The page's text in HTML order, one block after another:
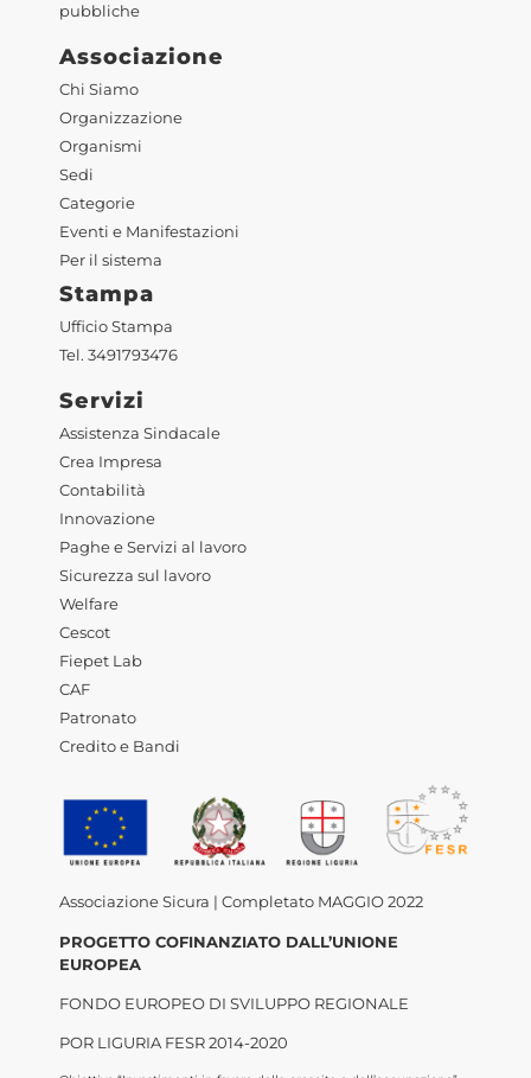
pubbliche
Associazione
Chi Siamo
Organizzazione
Organismi
Sedi
Categorie
Eventi e Manifestazioni
Per il sistema
Stampa
Ufficio Stampa
Tel. 3491793476
Servizi
Assistenza Sindacale
Crea Impresa
Contabilità
Innovazione
Paghe e Servizi al lavoro
Sicurezza sul lavoro
Welfare
Cescot
Fiepet Lab
CAF
Patronato
Credito e Bandi
Associazione Sicura | Completato MAGGIO 2022
PROGETTO COFINANZIATO DALL’UNIONE
EUROPEA
FONDO EUROPEO DI SVILUPPO REGIONALE
POR LIGURIA FESR 2014-2020